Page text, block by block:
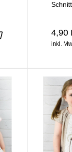
4,90
inkl.